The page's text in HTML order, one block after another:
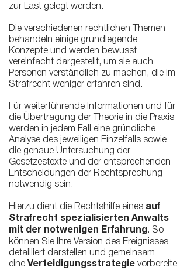
zur Last gelegt werden.
Die verschiedenen rechtlichen Themen
behandeln einige grundlegende
Konzepte und werden bewusst
vereinfacht dargestellt, um sie auch
Personen verständlich zu machen, die im
Strafrecht weniger erfahren sind.
Für weiterführende Informationen und für
die Übertragung der Theorie in die Praxis
werden in jedem Fall eine gründliche
Analyse des jeweiligen Einzelfalls sowie
die genaue Untersuchung der
Gesetzestexte und der entsprechenden
Entscheidungen der Rechtsprechung
notwendig sein.
Hierzu dient die Rechtshilfe eines auf
Strafrecht spezialisierten Anwalts
mit der notwenigen Erfahrung. So
können Sie Ihre Version des Ereignisses
detailliert darstellen und gemeinsam
eine Verteidigungsstrategie vorbereite